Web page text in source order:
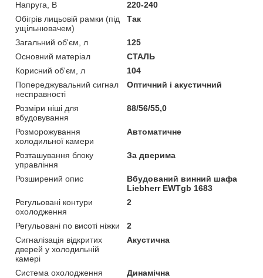
Напруга, В
220-240
Обігрів лицьовій рамки (під
ущільнювачем)
Так
Загальний об'єм, л
125
Основний матеріал
СТАЛЬ
Корисний об'єм, л
104
Попереджувальний сигнал
несправності
Оптичний і акустичний
Розміри ніші для
вбудовування
88/56/55,0
Розморожування
холодильної камери
Автоматичне
Розташування блоку
управління
За дверима
Розширений опис
Вбудований винний шафа
Liebherr EWTgb 1683
Регульовані контури
охолодження
2
Регульовані по висоті ніжки
2
Сигналізація відкритих
дверей у холодильній
камері
Акустична
Система охолодження
Динамічна